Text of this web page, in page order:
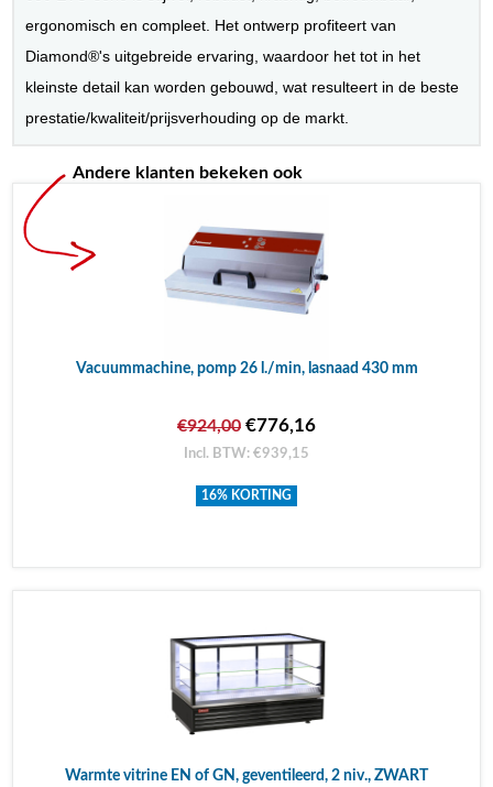
ergonomisch en compleet. Het ontwerp profiteert van
Diamond®'s uitgebreide ervaring, waardoor het tot in het
kleinste detail kan worden gebouwd, wat resulteert in de beste
prestatie/kwaliteit/prijsverhouding op de markt.
Andere klanten bekeken ook
Vacuummachine, pomp 26 l./min, lasnaad 430 mm
€924,00 €776,16
Incl. BTW: €939,15
16% KORTING
Warmte vitrine EN of GN, geventileerd, 2 niv., ZWART